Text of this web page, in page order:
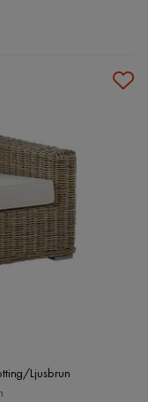
Ljusbrun